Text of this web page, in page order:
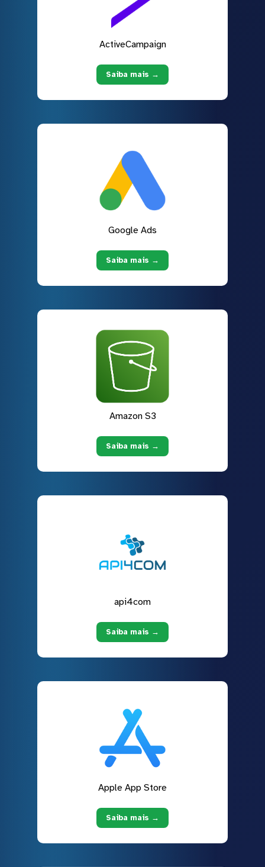
ActiveCampaign
Saiba mais →
Google Ads
Saiba mais →
Amazon S3
Saiba mais →
api4com
Saiba mais →
Apple App Store
Saiba mais →